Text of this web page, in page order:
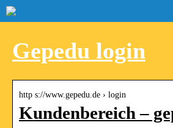
Gepedu login
http s://www.gepedu.de › login
Kundenbereich –